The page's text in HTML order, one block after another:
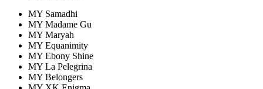
MY Samadhi
MY Madame Gu
MY Maryah
MY Equanimity
MY Ebony Shine
MY La Pelegrina
MY Belongers